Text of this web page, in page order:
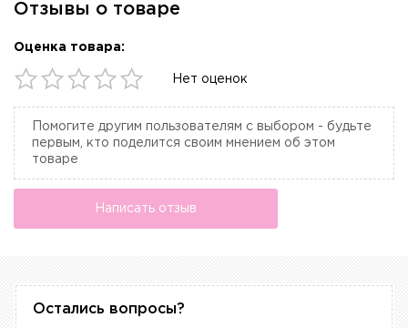
Отзывы о товаре
Оценка товара:
Нет оценок
Помогите другим пользователям с выбором - будьте
первым, кто поделится своим мнением об этом
товаре
Написать отзыв
Остались вопросы?